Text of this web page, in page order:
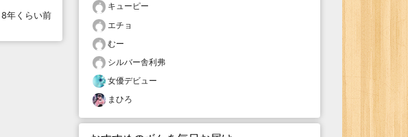
8年くらい前
キューピー
エチョ
むー
シルバー舎利弗
女優デビュー
まひろ